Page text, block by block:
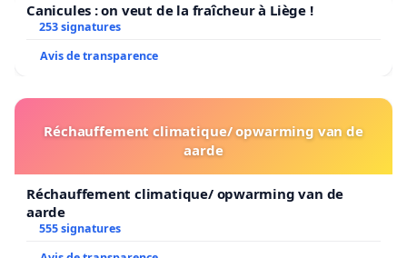
Canicules : on veut de la fraîcheur à Liège !
253 signatures
Avis de transparence
Réchauffement climatique/ opwarming van de
aarde
Réchauffement climatique/ opwarming van de
aarde
555 signatures